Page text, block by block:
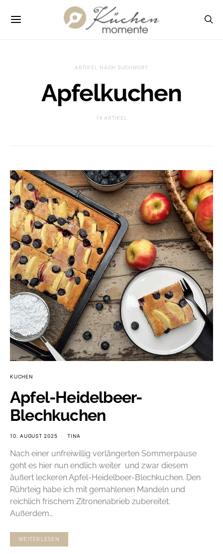
ARTIKEL NACH SUCHWORT
Apfelkuchen
14 ARTIKEL
KUCHEN
Apfel-Heidelbeer-
Blechkuchen
10. AUGUST 2025 TINA
Nach einer unfreiwillig verlängerten Sommerpause
geht es hier nun endlich weiter und zwar diesem
äußert leckeren Apfel-Heidelbeer-Blechkuchen. Den
Rührteig habe ich mit gemahlenen Mandeln und
reichlich frischem Zitronenabrieb zubereitet.
Außerdem…
WEITERLESEN